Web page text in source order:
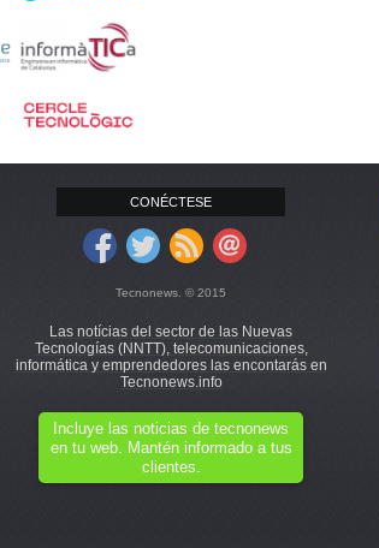
CONÉCTESE
Tecnonews. © 2015
Las notícias del sector de las Nuevas
Tecnologías (NNTT), telecomunicaciones,
informática y emprendedores las encontarás en
Tecnonews.info
Incluye las noticias de tecnonews
en tu web. Mantén informado a tus
clientes.